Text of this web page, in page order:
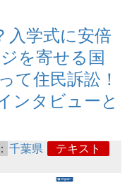
入学式に安倍
を寄せる国
て住民訴訟！
ンタビューと
千葉県
テキスト